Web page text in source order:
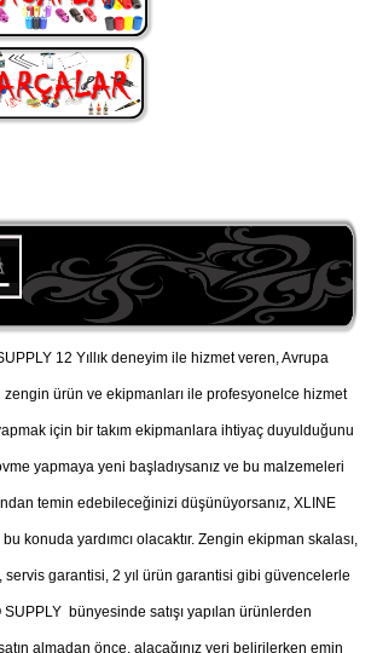
12 Yıllık deneyim ile hizmet veren, Avrupa
zengin ürün ve ekipmanları ile profesyonelce hizmet
için bir takım ekipmanlara ihtiyaç duyulduğunu
yapmaya yeni başladıysanız ve bu malzemeleri
temin edebileceğinizi düşünüyorsanız, XLINE
konuda yardımcı olacaktır. Zengin ekipman skalası,
garantisi, 2 yıl ürün garantisi gibi güvencelerle
SUPPLY bünyesinde satışı yapılan ürünlerden
almadan önce, alacağınız yeri belirilerken emin